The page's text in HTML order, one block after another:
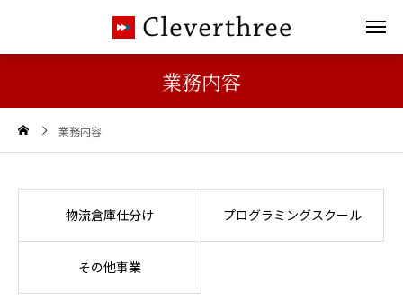
業務内容
業務内容
物流倉庫仕分け プログラミングスクール
その他事業